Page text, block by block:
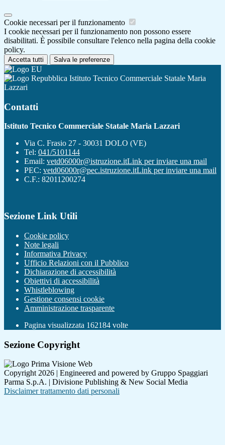
Cookie necessari per il funzionamento
I cookie necessari per il funzionamento non possono essere
disabilitati. È possibile consultare l'elenco nella pagina della cookie
policy.
Accetta tutti Salva le preferenze
Istituto Tecnico Commerciale Statale Maria
Lazzari
Contatti
Istituto Tecnico Commerciale Statale Maria Lazzari
Via C. Frasio 27 - 30031 DOLO (VE)
Tel: 041/5101144
Email: vetd06000r@istruzione.itLink per inviare una mail
PEC: vetd06000r@pec.istruzione.itLink per inviare una mail
C.F.: 82011200274
Sezione Link Utili
Cookie policy
Note legali
Informativa Privacy
Ufficio Relazioni con il Pubblico
Dichiarazione di accessibilità
Obiettivi di accessibilità
Whistleblowing
Gestione consensi cookie
Amministrazione trasparente
Pagina visualizzata 162184 volte
Sezione Copyright
Copyright 2026 | Engineered and powered by Gruppo Spaggiari
Parma S.p.A. | Divisione Publishing & New Social Media
Disclaimer trattamento dati personali